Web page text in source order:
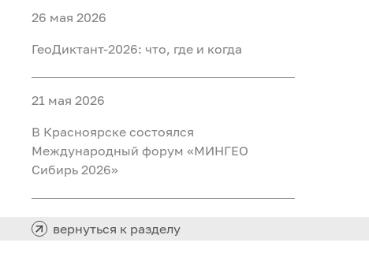
26 мая 2026
ГеоДиктант-2026: что, где и когда
21 мая 2026
В Красноярске состоялся
Международный форум «МИНГЕО
Сибирь 2026»
вернуться к разделу